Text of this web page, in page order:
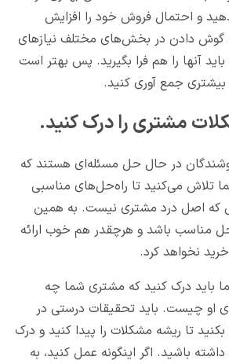
و احتمال فروش خود را افزایش
گوش دادن در بخش‌های مختلف نیازهای
آنها را هم فرا بگیرید. پس بهتر است
بیشتری جمع آوری کنید.
در حال حل مسئله‌ای هستند که
تلاش می‌کنید تا راه‌حل‌های مناسبی
که اصل درد مشتری نیست. به همین
مناسب باشد و هرچقدر هم خوب ارائه
نخواهد کرد.
باید درک کنید که مشتری شما چه
او چیست. باید تحقیقات درستی در
تا ریشه مشکلات را پیدا کنید و درک
باشید. اگر اینگونه عمل کنید، به